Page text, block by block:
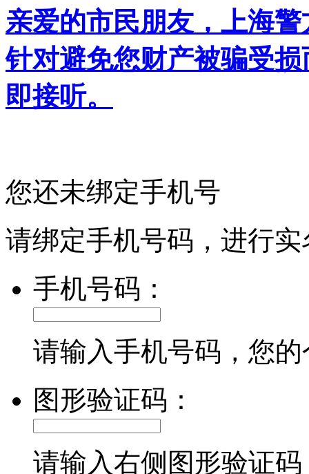
亲爱的市民朋友，上海
针对避免您财产被骗受
即接听。
您还未绑定手机号
请绑定手机号码，进行
手机号码：
请输入手机号码，您
图形验证码：
请输入右侧图形验证码